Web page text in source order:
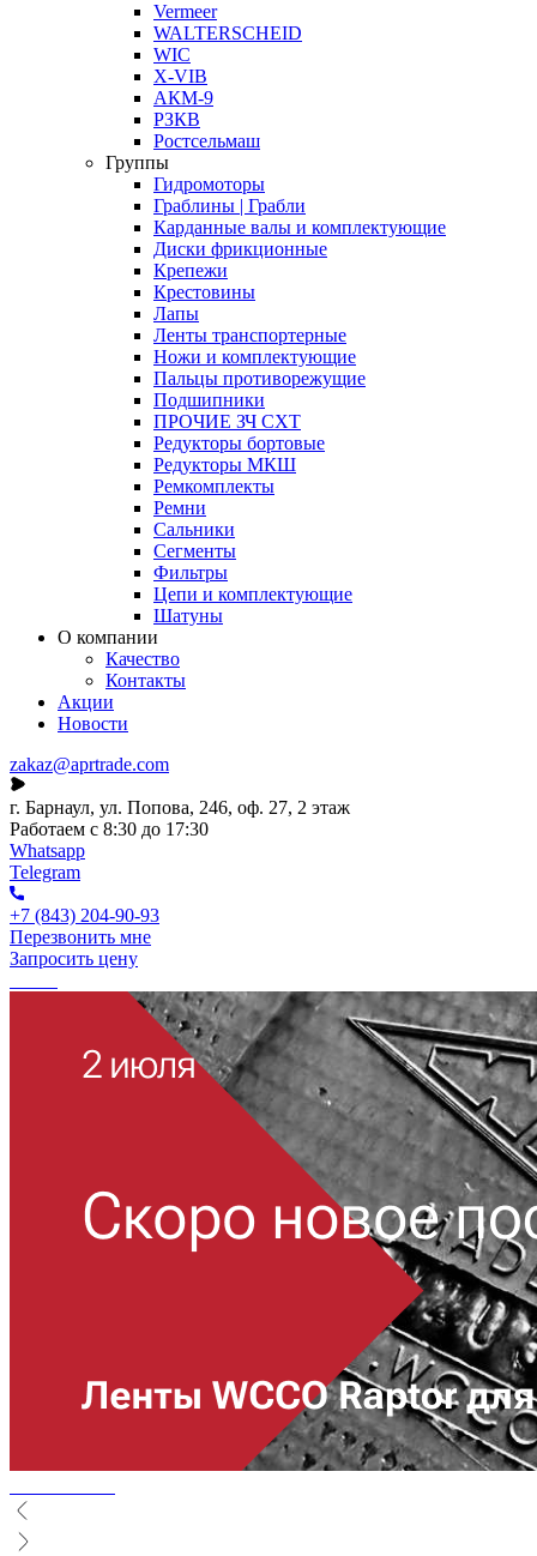
Vermeer
WALTERSCHEID
WIC
X-VIB
АКМ-9
РЗКВ
Ростсельмаш
Группы
Гидромоторы
Граблины | Грабли
Карданные валы и комплектующие
Диски фрикционные
Крепежи
Крестовины
Лапы
Ленты транспортерные
Ножи и комплектующие
Пальцы противорежущие
Подшипники
ПРОЧИЕ ЗЧ СХТ
Редукторы бортовые
Редукторы МКШ
Ремкомплекты
Ремни
Сальники
Сегменты
Фильтры
Цепи и комплектующие
Шатуны
О компании
Качество
Контакты
Акции
Новости
zakaz@aprtrade.com
г. Барнаул, ул. Попова, 246, оф. 27, 2 этаж
Работаем с 8:30 до 17:30
Whatsapp
Telegram
+7 (843) 204-90-93
Перезвонить мне
Запросить цену